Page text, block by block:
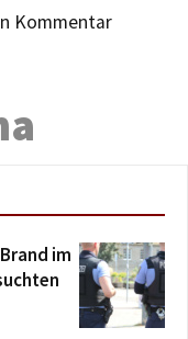
Kommentar
im